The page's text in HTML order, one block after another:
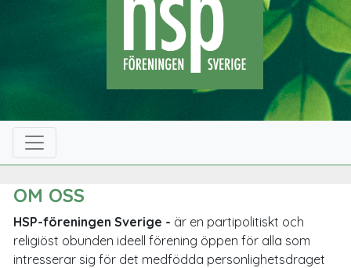
OM OSS
HSP-föreningen Sverige - är en partipolitiskt och
religiöst obunden ideell förening öppen för alla som
intresserar sig för det medfödda personlighetsdraget